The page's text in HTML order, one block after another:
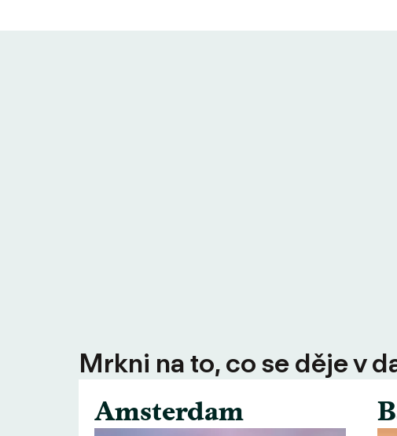
Mrkni na to, co se děje v
Amsterdam